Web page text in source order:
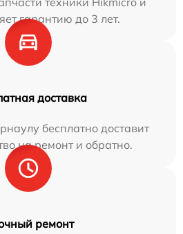
гарантию до 3 лет.
доставка
бесплатно доставит
на ремонт и обратно.
ремонт